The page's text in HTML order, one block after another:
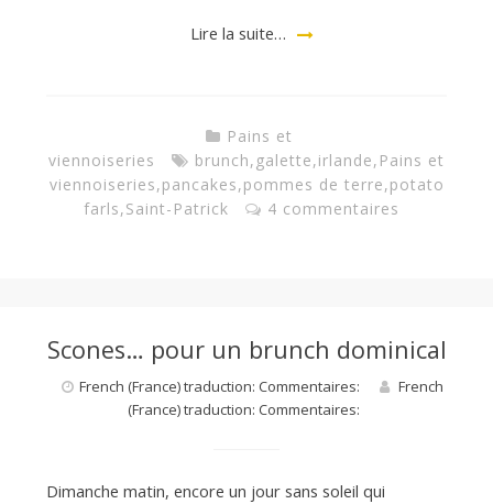
Lire la suite…
Pains et
viennoiseries
brunch, galette,irlande, Pains et
viennoiseries,pancakes,pommes de terre,potato
farls,Saint-Patrick 4 commentaires
Scones… pour un brunch dominical
French (France) traduction: Commentaires:
French
(France) traduction: Commentaires:
Dimanche matin, encore un jour sans soleil qui